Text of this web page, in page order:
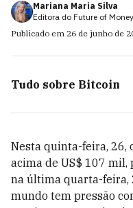
Mariana Maria Silva
Editora do Future of Money
Publicado em 26 de junho de
Tudo sobre Bitcoin
Nesta quinta-feira, 26,
acima de US$ 107 mil,
na última quarta-feira,
mundo tem pressão